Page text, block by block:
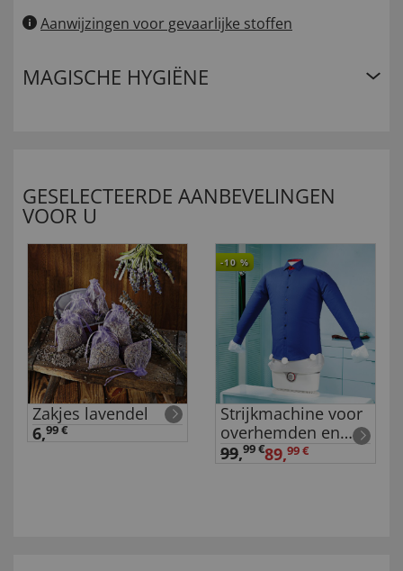
Aanwijzingen voor gevaarlijke stoffen
MAGISCHE HYGIËNE
GESELECTEERDE AANBEVELINGEN
VOOR U
Zakjes lavendel
6,99 €
-10 %
Strijkmachine voor
overhemden en
blouses
99,99 €89,99 €